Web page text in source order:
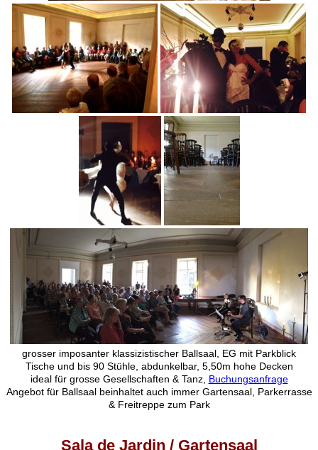
grosser imposanter klassizistischer Ballsaal, EG mit Parkblick
Tische und bis 90 Stühle, abdunkelbar, 5,50m hohe Decken
ideal für grosse Gesellschaften & Tanz, Buchungsanfrage
Angebot für Ballsaal beinhaltet auch immer Gartensaal, Parkerrasse
& Freitreppe zum Park
Sala de Jardin / Gartensaal